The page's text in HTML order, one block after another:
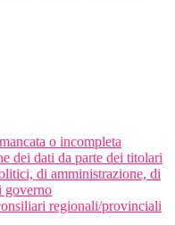
o incompleta
dei dati da parte dei titolari
di amministrazione, di
governo
regionali/provinciali